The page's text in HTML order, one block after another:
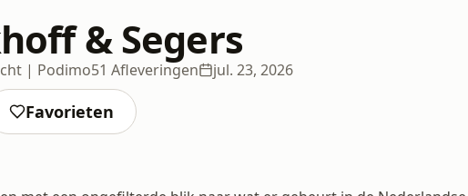
& Segers
| Podimo51 Afleveringen jul. 23, 2026
Favorieten